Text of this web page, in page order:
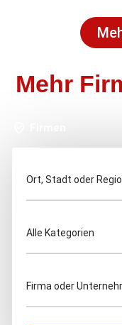
Mehr
Ort, Stadt oder
Alle Kategorien
Firma oder